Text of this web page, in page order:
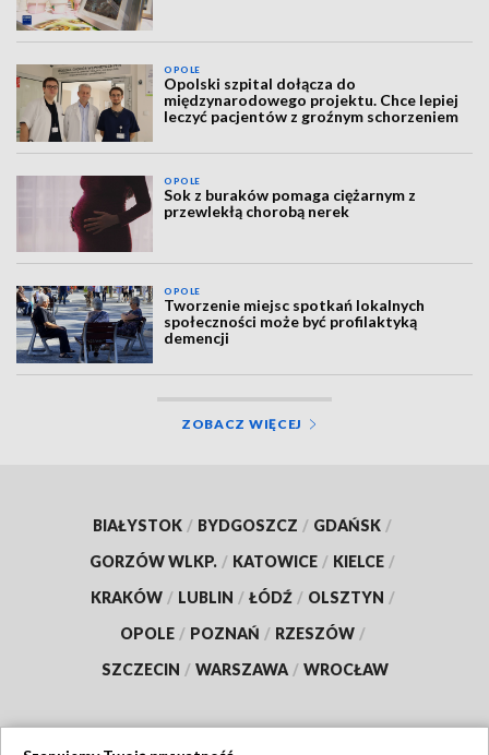
OPOLE
Opolski szpital dołącza do
międzynarodowego projektu. Chce lepiej
leczyć pacjentów z groźnym schorzeniem
OPOLE
Sok z buraków pomaga ciężarnym z
przewlekłą chorobą nerek
OPOLE
Tworzenie miejsc spotkań lokalnych
społeczności może być profilaktyką
demencji
ZOBACZ WIĘCEJ
BIAŁYSTOK / BYDGOSZCZ / GDAŃSK /
GORZÓW WLKP. / KATOWICE / KIELCE /
KRAKÓW / LUBLIN / ŁÓDŹ / OLSZTYN /
OPOLE / POZNAŃ / RZESZÓW /
SZCZECIN / WARSZAWA / WROCŁAW